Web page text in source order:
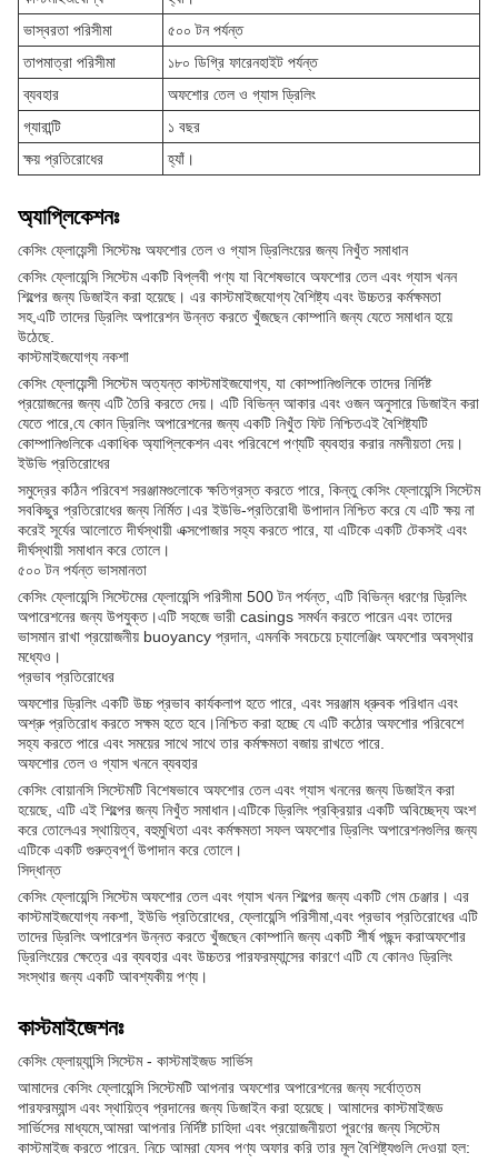
ভাস্বরতা পরিসীমা
৫০০ টন পর্যন্ত
তাপমাত্রা পরিসীমা
১৮০ ডিগ্রি ফারেনহাইট পর্যন্ত
ব্যবহার
অফশোর তেল ও গ্যাস ড্রিলিং
গ্যারান্টি
১ বছর
ক্ষয় প্রতিরোধের
হ্যাঁ।
অ্যাপ্লিকেশনঃ
কেসিং ফ্লোয়েন্সী সিস্টেমঃ অফশোর তেল ও গ্যাস ড্রিলিংয়ের জন্য নিখুঁত সমাধান
কেসিং ফ্লোয়েন্সি সিস্টেম একটি বিপ্লবী পণ্য যা বিশেষভাবে অফশোর তেল এবং গ্যাস খনন
শিল্পের জন্য ডিজাইন করা হয়েছে। এর কাস্টমাইজযোগ্য বৈশিষ্ট্য এবং উচ্চতর কর্মক্ষমতা
সহ,এটি তাদের ড্রিলিং অপারেশন উন্নত করতে খুঁজছেন কোম্পানি জন্য যেতে সমাধান হয়ে
উঠেছে.
কাস্টমাইজযোগ্য নকশা
কেসিং ফ্লোয়েন্সী সিস্টেম অত্যন্ত কাস্টমাইজযোগ্য, যা কোম্পানিগুলিকে তাদের নির্দিষ্ট
প্রয়োজনের জন্য এটি তৈরি করতে দেয়। এটি বিভিন্ন আকার এবং ওজন অনুসারে ডিজাইন করা
যেতে পারে,যে কোন ড্রিলিং অপারেশনের জন্য একটি নিখুঁত ফিট নিশ্চিতএই বৈশিষ্ট্যটি
কোম্পানিগুলিকে একাধিক অ্যাপ্লিকেশন এবং পরিবেশে পণ্যটি ব্যবহার করার নমনীয়তা দেয়।
ইউভি প্রতিরোধের
সমুদ্রের কঠিন পরিবেশ সরঞ্জামগুলোকে ক্ষতিগ্রস্ত করতে পারে, কিন্তু কেসিং ফ্লোয়েন্সি সিস্টেম
সবকিছুর প্রতিরোধের জন্য নির্মিত।এর ইউভি-প্রতিরোধী উপাদান নিশ্চিত করে যে এটি ক্ষয় না
করেই সূর্যের আলোতে দীর্ঘস্থায়ী এক্সপোজার সহ্য করতে পারে, যা এটিকে একটি টেকসই এবং
দীর্ঘস্থায়ী সমাধান করে তোলে।
৫০০ টন পর্যন্ত ভাসমানতা
কেসিং ফ্লোয়েন্সি সিস্টেমের ফ্লোয়েন্সি পরিসীমা 500 টন পর্যন্ত, এটি বিভিন্ন ধরণের ড্রিলিং
অপারেশনের জন্য উপযুক্ত।এটি সহজে ভারী casings সমর্থন করতে পারেন এবং তাদের
ভাসমান রাখা প্রয়োজনীয় buoyancy প্রদান, এমনকি সবচেয়ে চ্যালেঞ্জিং অফশোর অবস্থার
মধ্যেও।
প্রভাব প্রতিরোধের
অফশোর ড্রিলিং একটি উচ্চ প্রভাব কার্যকলাপ হতে পারে, এবং সরঞ্জাম ধ্রুবক পরিধান এবং
অশ্রু প্রতিরোধ করতে সক্ষম হতে হবে।নিশ্চিত করা হচ্ছে যে এটি কঠোর অফশোর পরিবেশে
সহ্য করতে পারে এবং সময়ের সাথে সাথে তার কর্মক্ষমতা বজায় রাখতে পারে.
অফশোর তেল ও গ্যাস খননে ব্যবহার
কেসিং বোয়ানসি সিস্টেমটি বিশেষভাবে অফশোর তেল এবং গ্যাস খননের জন্য ডিজাইন করা
হয়েছে, এটি এই শিল্পের জন্য নিখুঁত সমাধান।এটিকে ড্রিলিং প্রক্রিয়ার একটি অবিচ্ছেদ্য অংশ
করে তোলেএর স্থায়িত্ব, বহুমুখিতা এবং কর্মক্ষমতা সফল অফশোর ড্রিলিং অপারেশনগুলির জন্য
এটিকে একটি গুরুত্বপূর্ণ উপাদান করে তোলে।
সিদ্ধান্ত
কেসিং ফ্লোয়েন্সি সিস্টেম অফশোর তেল এবং গ্যাস খনন শিল্পের জন্য একটি গেম চেঞ্জার। এর
কাস্টমাইজযোগ্য নকশা, ইউভি প্রতিরোধের, ফ্লোয়েন্সি পরিসীমা,এবং প্রভাব প্রতিরোধের এটি
তাদের ড্রিলিং অপারেশন উন্নত করতে খুঁজছেন কোম্পানি জন্য একটি শীর্ষ পছন্দ করাঅফশোর
ড্রিলিংয়ের ক্ষেত্রে এর ব্যবহার এবং উচ্চতর পারফরম্যান্সের কারণে এটি যে কোনও ড্রিলিং
সংস্থার জন্য একটি আবশ্যকীয় পণ্য।
কাস্টমাইজেশনঃ
কেসিং ফ্লোয়্যান্সি সিস্টেম - কাস্টমাইজড সার্ভিস
আমাদের কেসিং ফ্লোয়েন্সি সিস্টেমটি আপনার অফশোর অপারেশনের জন্য সর্বোত্তম
পারফরম্যান্স এবং স্থায়িত্ব প্রদানের জন্য ডিজাইন করা হয়েছে। আমাদের কাস্টমাইজড
সার্ভিসের মাধ্যমে,আমরা আপনার নির্দিষ্ট চাহিদা এবং প্রয়োজনীয়তা পূরণের জন্য সিস্টেম
কাস্টমাইজ করতে পারেন. নিচে আমরা যেসব পণ্য অফার করি তার মূল বৈশিষ্ট্যগুলি দেওয়া হল: